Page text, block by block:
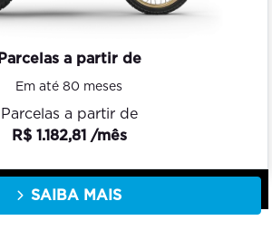
Parcelas a partir de
Em até 80 meses
Parcelas a partir de
R$ 1.182,81 /mês
SAIBA MAIS